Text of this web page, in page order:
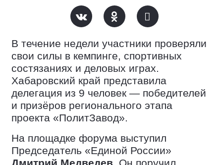
В течение недели участники проверяли
свои силы в кемпинге, спортивных
состязаниях и деловых играх.
Хабаровский край представила
делегация из 9 человек — победителей
и призёров регионального этапа
проекта «ПолитЗавод».
На площадке форума выступил
Председатель «Единой России»